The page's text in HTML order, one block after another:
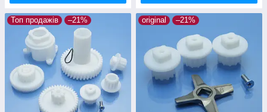
Топ продажів –21% original –21%